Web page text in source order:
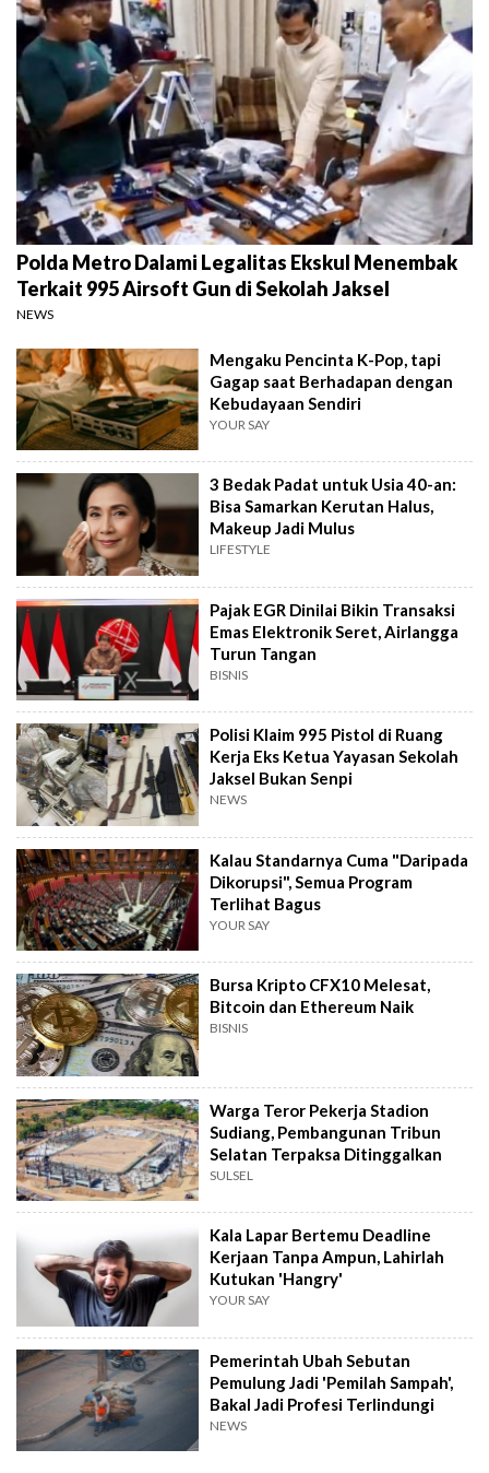
Polda Metro Dalami Legalitas Ekskul Menembak
Terkait 995 Airsoft Gun di Sekolah Jaksel
NEWS
Mengaku Pencinta K-Pop, tapi
Gagap saat Berhadapan dengan
Kebudayaan Sendiri
YOUR SAY
3 Bedak Padat untuk Usia 40-an:
Bisa Samarkan Kerutan Halus,
Makeup Jadi Mulus
LIFESTYLE
Pajak EGR Dinilai Bikin Transaksi
Emas Elektronik Seret, Airlangga
Turun Tangan
BISNIS
Polisi Klaim 995 Pistol di Ruang
Kerja Eks Ketua Yayasan Sekolah
Jaksel Bukan Senpi
NEWS
Kalau Standarnya Cuma "Daripada
Dikorupsi", Semua Program
Terlihat Bagus
YOUR SAY
Bursa Kripto CFX10 Melesat,
Bitcoin dan Ethereum Naik
BISNIS
Warga Teror Pekerja Stadion
Sudiang, Pembangunan Tribun
Selatan Terpaksa Ditinggalkan
SULSEL
Kala Lapar Bertemu Deadline
Kerjaan Tanpa Ampun, Lahirlah
Kutukan 'Hangry'
YOUR SAY
Pemerintah Ubah Sebutan
Pemulung Jadi 'Pemilah Sampah',
Bakal Jadi Profesi Terlindungi
NEWS